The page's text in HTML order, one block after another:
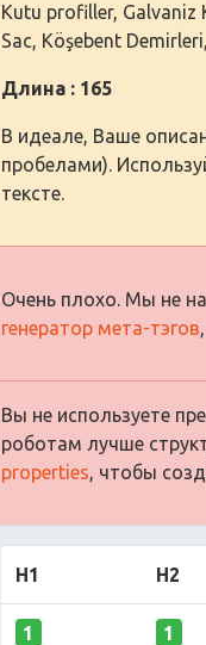
Kutu profiller, Galvaniz
Sac, Köşebent
Длина : 165
В идеале, Ваше
пробелами).
тексте.
Очень плохо. Мы не
генератор мета-тэгов
Вы не используете
роботам лучше
properties, чтобы
H1 H2
1 1